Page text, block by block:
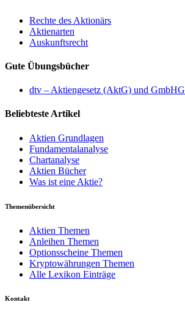
Rechte des Aktionärs
Aktienarten
Auskunftsrecht
Gute Übungsbücher
dtv – Aktiengesetz (AktG) und GmbHG
Beliebteste Artikel
Aktien Grundlagen
Fundamentalanalyse
Chartanalyse
Aktien Bücher
Was ist eine Aktie?
Themenübersicht
Aktien Themen
Anleihen Themen
Optionsscheine Themen
Kryptowährungen Themen
Alle Lexikon Einträge
Kontakt